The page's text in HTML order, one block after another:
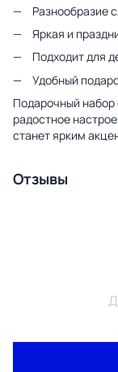
Разнообразие
Яркая и
Подходит для
Удобный
Подарочный
радостное
станет ярким
Отзывы